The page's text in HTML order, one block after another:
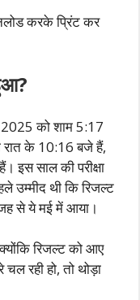
करके प्रिंट कर
2025 को शाम 5:17
के 10:16 बजे हैं,
इस साल की परीक्षा
उम्मीद थी कि रिजल्ट
से ये मई में आया।
रिजल्ट को आए
रही हो, तो थोड़ा